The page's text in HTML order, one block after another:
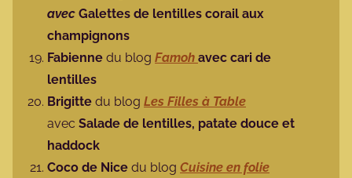
avec Galettes de lentilles corail aux
champignons
Fabienne du blog Famoh avec cari de
lentilles
Brigitte du blog Les Filles à Table
avec Salade de lentilles, patate douce et
haddock
Coco de Nice du blog Cuisine en folie